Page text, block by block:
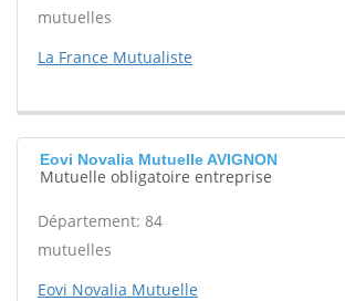
mutuelles
La France Mutualiste
Eovi Novalia Mutuelle AVIGNON
Mutuelle obligatoire entreprise
Département: 84
mutuelles
Eovi Novalia Mutuelle